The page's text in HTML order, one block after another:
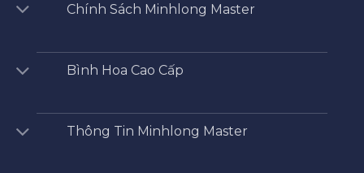
Chính Sách Minhlong Master
Bình Hoa Cao Cấp
Thông Tin Minhlong Master